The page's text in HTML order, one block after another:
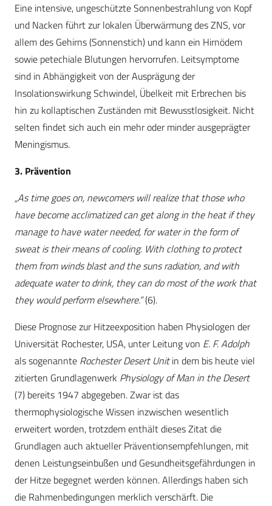
Eine intensive, ungeschützte Sonnenbestrahlung von Kopf
und Nacken führt zur lokalen Überwärmung des ZNS, vor
allem des Gehirns (Sonnenstich) und kann ein Hirnödem
sowie petechiale Blutungen hervorrufen. Leitsymptome
sind in Abhängigkeit von der Ausprägung der
Insolationswirkung Schwindel, Übelkeit mit Erbrechen bis
hin zu kollaptischen Zuständen mit Bewusstlosigkeit. Nicht
selten findet sich auch ein mehr oder minder ausgeprägter
Meningismus.
3. Prävention
„As time goes on, newcomers will realize that those who
have become acclimatized can get along in the heat if they
manage to have water needed, for water in the form of
sweat is their means of cooling. With clothing to protect
them from winds blast and the suns radiation, and with
adequate water to drink, they can do most of the work that
they would perform elsewhere.”(6).
Diese Prognose zur Hitzeexposition haben Physiologen der
Universität Rochester, USA, unter Leitung von E. F. Adolph
als sogenannte Rochester Desert Unitin dem bis heute viel
zitierten Grundlagenwerk Physiology of Man in the Desert
(7) bereits 1947 abgegeben. Zwar ist das
thermophysiologische Wissen inzwischen wesentlich
erweitert worden, trotzdem enthält dieses Zitat die
Grundlagen auch aktueller Präventionsempfehlungen, mit
denen Leistungseinbußen und Gesundheitsgefährdungen in
der Hitze begegnet werden können. Allerdings haben sich
die Rahmenbedingungen merklich verschärft. Die